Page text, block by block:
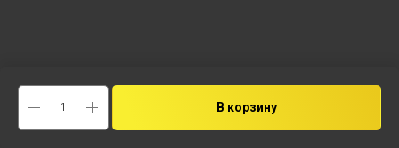
В корзину